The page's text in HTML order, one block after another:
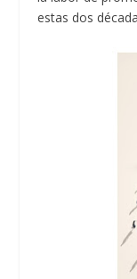
estas dos